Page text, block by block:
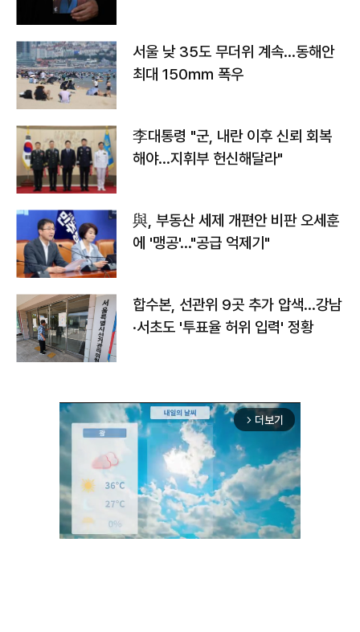
서울 낮 35도 무더위 계속…동해안
최대 150㎜ 폭우
李대통령 "군, 내란 이후 신뢰 회복
해야…지휘부 헌신해달라"
與, 부동산 세제 개편안 비판 오세훈
에 '맹공'…"공급 억제기"
합수본, 선관위 9곳 추가 압색…강남
·서초도 '투표율 허위 입력' 정황
arrow_forward_ios 더보기